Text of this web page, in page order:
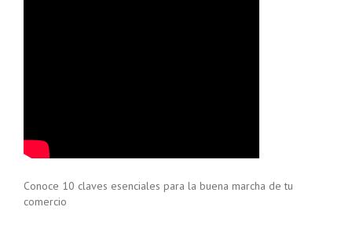
Conoce 10 claves esenciales para la buena marcha de tu
comercio